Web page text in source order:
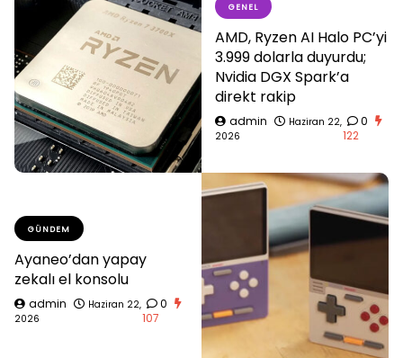
GENEL
AMD, Ryzen AI Halo PC’yi
3.999 dolarla duyurdu;
Nvidia DGX Spark’a
direkt rakip
admin
Haziran 22,
2026
0
122
GÜNDEM
Ayaneo’dan yapay
zekalı el konsolu
admin
Haziran 22,
2026
0
107